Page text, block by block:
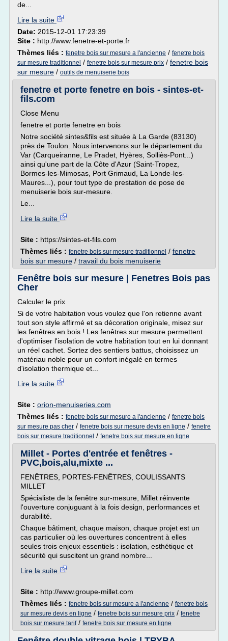
de...
Lire la suite
Date: 2015-12-01 17:23:39
Site : http://www.fenetre-et-porte.fr
Thèmes liés : fenetre bois sur mesure a l'ancienne / fenetre bois
sur mesure traditionnel / fenetre bois sur mesure prix / fenetre bois
sur mesure / outils de menuiserie bois
fenetre et porte fenetre en bois - sintes-et-
fils.com
Close Menu
fenetre et porte fenetre en bois
Notre société sintes&fils est située à La Garde (83130)
près de Toulon. Nous intervenons sur le département du
Var (Carqueiranne, Le Pradet, Hyères, Solliès-Pont...)
ainsi qu'une part de la Côte d'Azur (Saint-Tropez,
Bormes-les-Mimosas, Port Grimaud, La Londe-les-
Maures...), pour tout type de prestation de pose de
menuiserie bois sur-mesure.
Le...
Lire la suite
Site : https://sintes-et-fils.com
Thèmes liés : fenetre bois sur mesure traditionnel / fenetre
bois sur mesure / travail du bois menuiserie
Fenêtre bois sur mesure | Fenetres Bois pas
Cher
Calculer le prix
Si de votre habitation vous voulez que l'on retienne avant
tout son style affirmé et sa décoration originale, misez sur
les fenêtres en bois ! Les fenêtres sur mesure permettent
d'optimiser l'isolation de votre habitation tout en lui donnant
un réel cachet. Sortez des sentiers battus, choisissez un
matériau noble pour un confort inégalé en termes
d'isolation thermique et...
Lire la suite
Site : orion-menuiseries.com
Thèmes liés : fenetre bois sur mesure a l'ancienne / fenetre bois
sur mesure pas cher / fenetre bois sur mesure devis en ligne / fenetre
bois sur mesure traditionnel / fenetre bois sur mesure en ligne
Millet - Portes d'entrée et fenêtres -
PVC,bois,alu,mixte ...
FENÊTRES, PORTES-FENÊTRES, COULISSANTS
MILLET
Spécialiste de la fenêtre sur-mesure, Millet réinvente
l'ouverture conjuguant à la fois design, performances et
durabilité.
Chaque bâtiment, chaque maison, chaque projet est un
cas particulier où les ouvertures concentrent à elles
seules trois enjeux essentiels : isolation, esthétique et
sécurité qui suscitent un grand nombre...
Lire la suite
Site : http://www.groupe-millet.com
Thèmes liés : fenetre bois sur mesure a l'ancienne / fenetre bois
sur mesure devis en ligne / fenetre bois sur mesure prix / fenetre
bois sur mesure tarif/ fenetre bois sur mesure en ligne